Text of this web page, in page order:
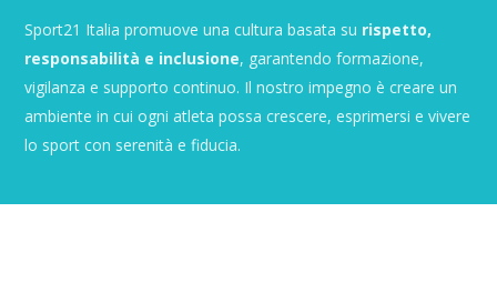
Sport21 Italia promuove una cultura basata su rispetto,
responsabilità e inclusione, garantendo formazione,
vigilanza e supporto continuo. Il nostro impegno è creare un
ambiente in cui ogni atleta possa crescere, esprimersi e vivere
lo sport con serenità e fiducia.